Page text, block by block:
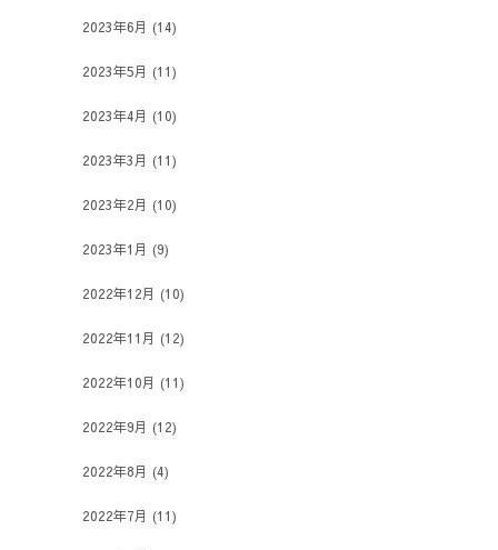
2023年6月 (14)
2023年5月 (11)
2023年4月 (10)
2023年3月 (11)
2023年2月 (10)
2023年1月 (9)
2022年12月 (10)
2022年11月 (12)
2022年10月 (11)
2022年9月 (12)
2022年8月 (4)
2022年7月 (11)